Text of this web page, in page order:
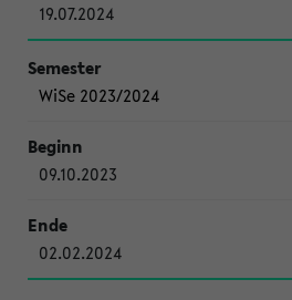
19.07.2024
WiSe 2023/2024
09.10.2023
02.02.2024